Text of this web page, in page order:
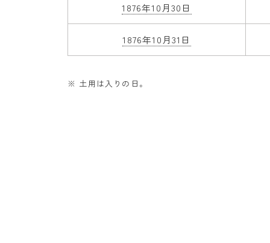
1876年10月30日
1876年10月31日
※ 土用は入りの日。